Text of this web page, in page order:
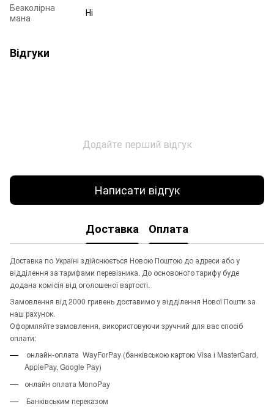
Безколірна
мана
Ні
Відгуки
Додайте перший відгук
Написати відгук
Доставка Оплата
Доставка по Україні здійснюється Новою Поштою до адреси або у
відділення за тарифами перевізника. До основоного тарифу буде
додана комісія від оголошеної вартості.
Замовлення від 2000 гривень доставимо у відділення Нової Пошти за
наш рахунок.
Оформляйте замовлення, використовуючи зручний для вас спосіб
оплати:
онлайн-оплата WayForPay (банківською картою Visa і MasterCard,
ApplePay, Google Pay)
онлайн оплата MonoPay
Банківським переказом